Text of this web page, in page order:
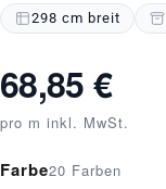
298 cm breit
68,85 €
pro m inkl. MwSt.
Farbe20 Farben